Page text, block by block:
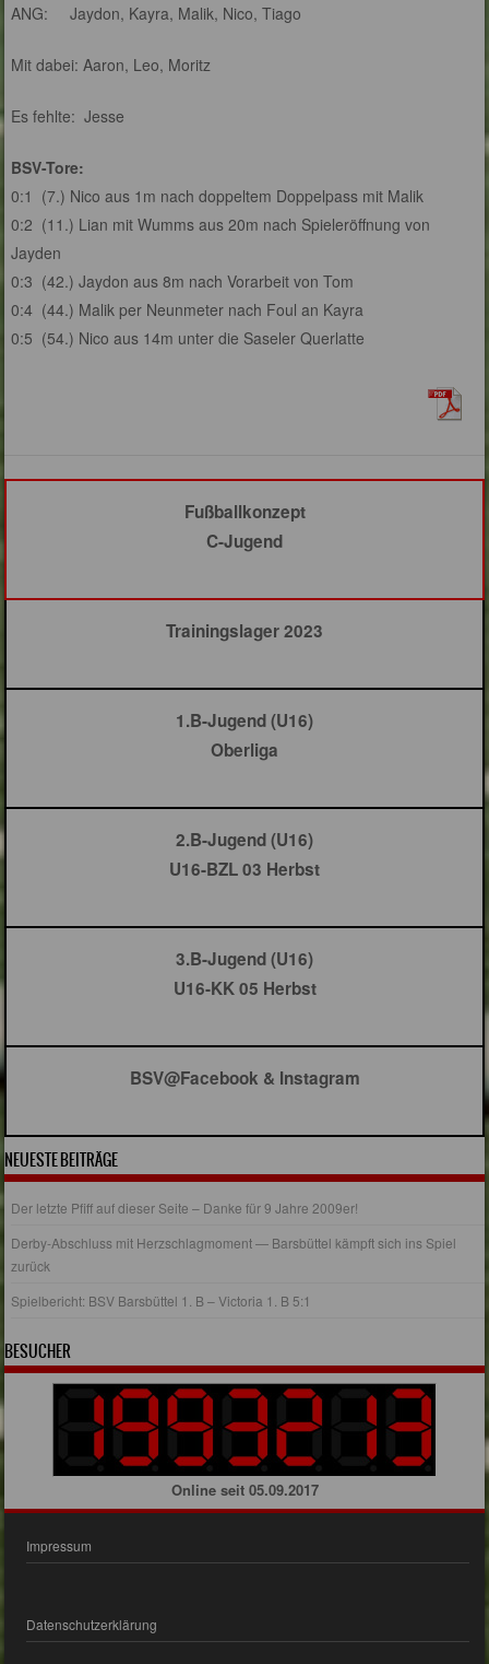
ANG:
Jaydon, Kayra, Malik, Nico, Tiago
Mit dabei: Aaron, Leo, Moritz
Es fehlte: Jesse
BSV-Tore:
0:1 (7.) Nico aus 1m nach doppeltem Doppelpass mit Malik
0:2 (11.) Lian mit Wumms aus 20m nach Spieleröffnung von
Jayden
0:3 (42.) Jaydon aus 8m nach Vorarbeit von Tom
0:4 (44.) Malik per Neunmeter nach Foul an Kayra
0:5 (54.) Nico aus 14m unter die Saseler Querlatte
Fußballkonzept
C-Jugend
Trainingslager 2023
1.B-Jugend (U16)
Oberliga
2.B-Jugend (U16)
U16-BZL 03 Herbst
3.B-Jugend (U16)
U16-KK 05 Herbst
BSV@Facebook & Instagram
NEUESTE BEITRÄGE
Der letzte Pfiff auf dieser Seite – Danke für 9 Jahre 2009er!
Derby-Abschluss mit Herzschlagmoment — Barsbüttel kämpft sich ins Spiel
zurück
Spielbericht: BSV Barsbüttel 1. B – Victoria 1. B 5:1
BESUCHER
Online seit 05.09.2017
Impressum
Datenschutzerklärung